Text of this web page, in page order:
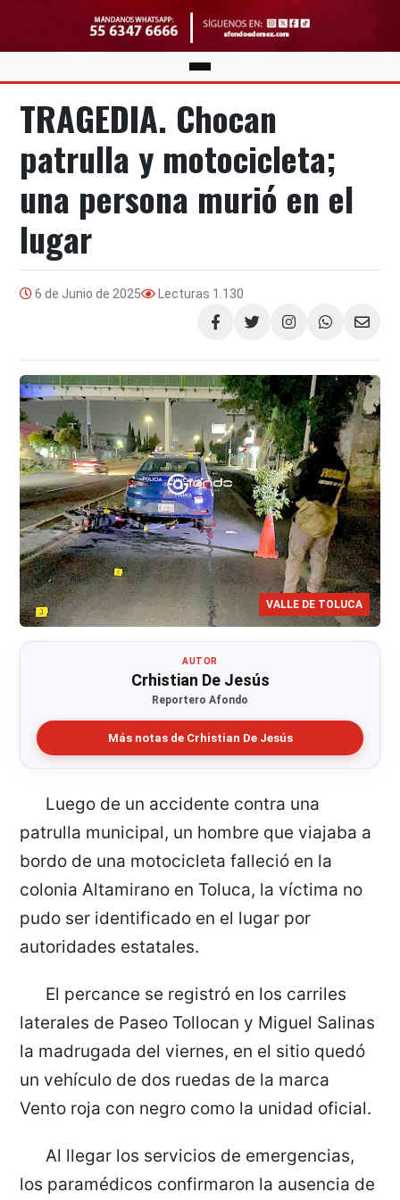
TRAGEDIA. Chocan
patrulla y motocicleta;
una persona murió en el
lugar
6 de Junio de 2025 Lecturas 1.130
Compartir
VALLE DE TOLUCA
AUTOR
Crhistian De Jesús
Reportero Afondo
Más notas de Crhistian De Jesús
Luego de un accidente contra una
patrulla municipal, un hombre que viajaba a
bordo de una motocicleta falleció en la
colonia Altamirano en Toluca, la víctima no
pudo ser identificado en el lugar por
autoridades estatales.
El percance se registró en los carriles
laterales de Paseo Tollocan y Miguel Salinas
la madrugada del viernes, en el sitio quedó
un vehículo de dos ruedas de la marca
Vento roja con negro como la unidad oficial.
Al llegar los servicios de emergencias,
los paramédicos confirmaron la ausencia de